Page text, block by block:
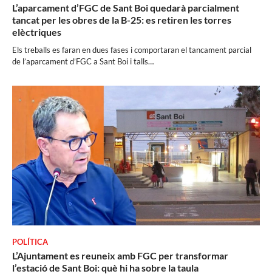
L’aparcament d’FGC de Sant Boi quedarà parcialment
tancat per les obres de la B-25: es retiren les torres
elèctriques
Els treballs es faran en dues fases i comportaran el tancament parcial
de l’aparcament d’FGC a Sant Boi i talls…
POLÍTICA
L’Ajuntament es reuneix amb FGC per transformar
l’estació de Sant Boi: què hi ha sobre la taula